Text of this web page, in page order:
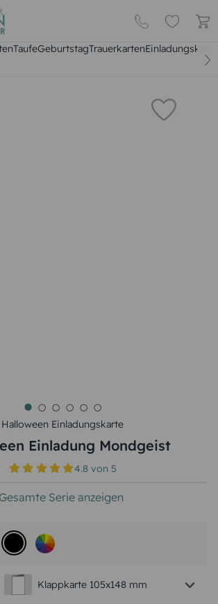
TaufeGeburtstagTrauerkarten
Halloween Einladungskarte
Einladung Mondgeist
4.8 von5
Gesamte Serie anzeigen
Klappkarte 105x148 mm